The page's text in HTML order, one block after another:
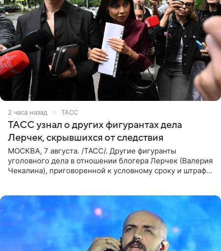
2 часа назад ТАСС
ТАСС узнал о других фигурантах дела
Лерчек, скрывшихся от следствия
МОСКВА, 7 августа. /ТАСС/. Другие фигуранты
уголовного дела в отношении блогера Лерчек (Валерия
Чекалина), приговоренной к условному сроку и штрафу,